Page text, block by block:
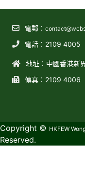
電郵：
電話：2109 4005
地址：中國香港新
傳真：2109 4006
Copyright © HKFEW
Reserved.